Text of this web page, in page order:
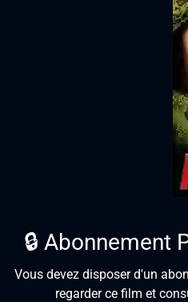
🔒 Abonnement
Vous devez disposer d'un
regarder ce film et